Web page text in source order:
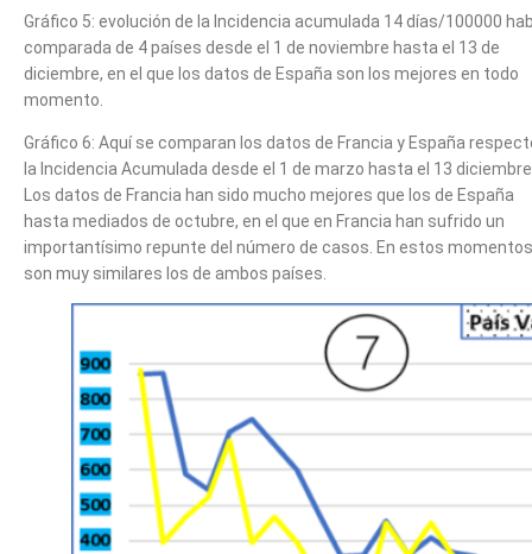
Gráfico 5: evolución de la Incidencia acumulada 14 días/100000
comparada de 4 países desde el 1 de noviembre hasta el 13 de
diciembre, en el que los datos de España son los mejores en todo
momento.
Gráfico 6: Aquí se comparan los datos de Francia y España
la Incidencia Acumulada desde el 1 de marzo hasta el 13
Los datos de Francia han sido mucho mejores que los de España
hasta mediados de octubre, en el que en Francia han sufrido un
importantísimo repunte del número de casos. En estos momentos
son muy similares los de ambos países.